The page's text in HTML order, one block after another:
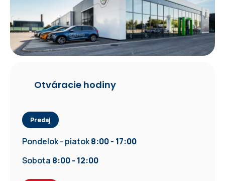
Otváracie hodiny
Predaj
Pondelok - piatok8:00 - 17:00
Sobota 8:00 - 12:00